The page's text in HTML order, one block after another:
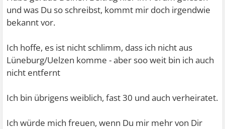
und was Du so schreibst, kommt mir doch irgendwie
bekannt vor.
Ich hoffe, es ist nicht schlimm, dass ich nicht aus
Lüneburg/Uelzen komme - aber soo weit bin ich auch
nicht entfernt
Ich bin übrigens weiblich, fast 30 und auch verheiratet.
Ich würde mich freuen, wenn Du mir mehr von Dir